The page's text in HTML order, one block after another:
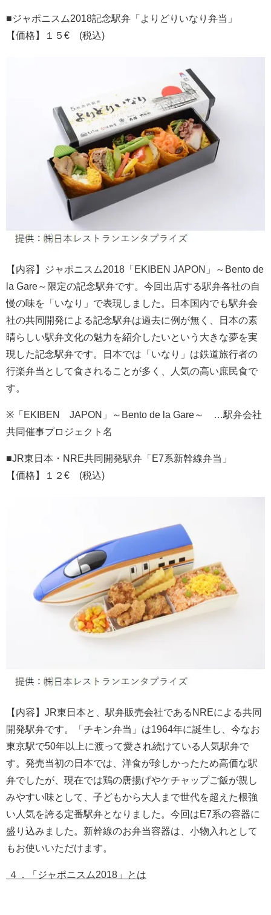
■ジャポニスム2018記念駅弁「よりどりいなり弁当」
【価格】１５€ (税込)
【内容】ジャポニスム2018「EKIBEN JAPON」～Bento de
la Gare～限定の記念駅弁です。今回出店する駅弁各社の自
慢の味を「いなり」で表現しました。日本国内でも駅弁会
社の共同開発による記念駅弁は過去に例が無く、日本の素
晴らしい駅弁文化の魅力を紹介したいという大きな夢を実
現した記念駅弁です。日本では「いなり」は鉄道旅行者の
行楽弁当として食されることが多く、人気の高い庶民食で
す。
※「EKIBEN JAPON」～Bento de la Gare～ …駅弁会社
共同催事プロジェクト名
■JR東日本・NRE共同開発駅弁「E7系新幹線弁当」
【価格】１２€ (税込)
【内容】JR東日本と、駅弁販売会社であるNREによる共同
開発駅弁です。「チキン弁当」は1964年に誕生し、今なお
東京駅で50年以上に渡って愛され続けている人気駅弁で
す。発売当初の日本では、洋食が珍しかったため高価な駅
弁でしたが、現在では鶏の唐揚げやケチャップご飯が親し
みやすい味として、子どもから大人まで世代を超えた根強
い人気を誇る定番駅弁となりました。今回はE7系の容器に
盛り込みました。新幹線のお弁当容器は、小物入れとして
もお使いいただけます。
４．「ジャポニスム2018」とは